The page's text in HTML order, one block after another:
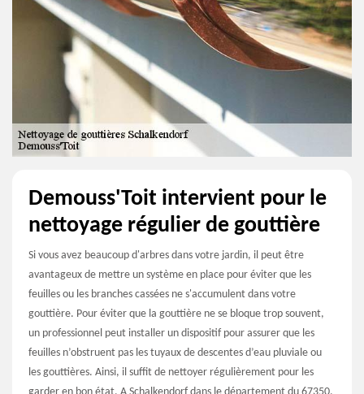
Demouss'Toit intervient pour le
nettoyage régulier de gouttière
Si vous avez beaucoup d'arbres dans votre jardin, il peut être
avantageux de mettre un système en place pour éviter que les
feuilles ou les branches cassées ne s'accumulent dans votre
gouttière. Pour éviter que la gouttière ne se bloque trop souvent,
un professionnel peut installer un dispositif pour assurer que les
feuilles n’obstruent pas les tuyaux de descentes d’eau pluviale ou
les gouttières. Ainsi, il suffit de nettoyer régulièrement pour les